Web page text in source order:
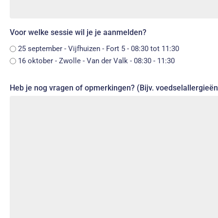
Voor welke sessie wil je je aanmelden?
25 september - Vijfhuizen - Fort 5 - 08:30 tot 11:30
16 oktober - Zwolle - Van der Valk - 08:30 - 11:30
Heb je nog vragen of opmerkingen? (Bijv.